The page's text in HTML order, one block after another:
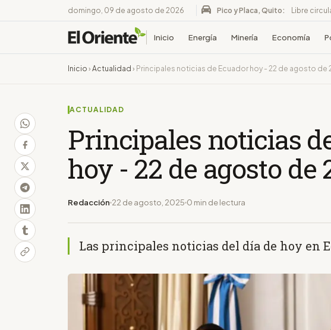
domingo, 09 de agosto de 2026 Pico y Placa, Quito: Libre
Inicio Energía Minería Economía
Inicio › Actualidad › Principales noticias de Ecuador hoy - 22 de agosto de
ACTUALIDAD
Principales noticias
hoy - 22 de agosto de
Redacción 22 de agosto, 2025 0 min de lectura
Las principales noticias del día de hoy en